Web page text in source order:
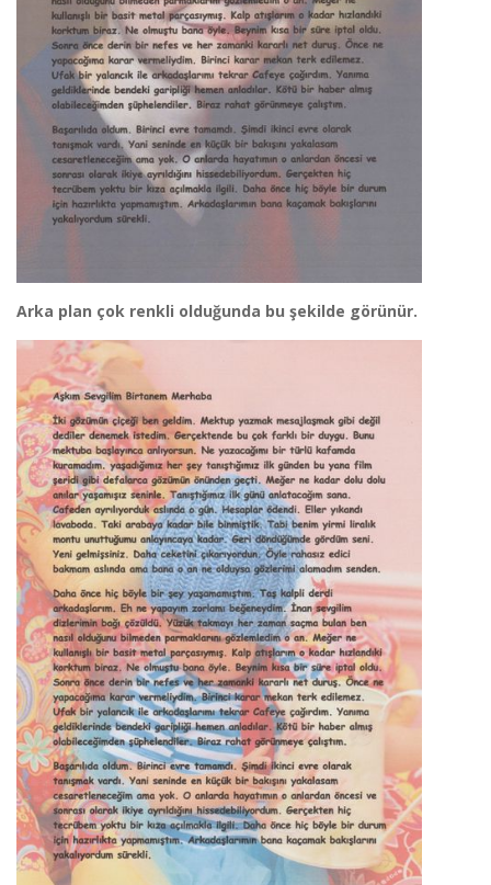
Arka plan çok renkli olduğunda bu şekilde görünür.